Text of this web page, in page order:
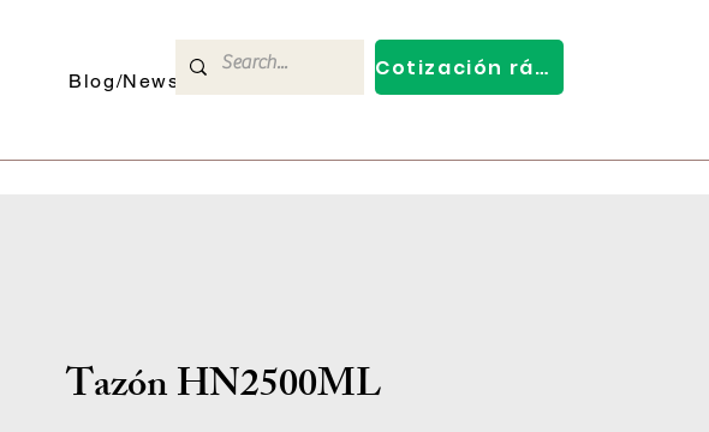
Blog/News Cotización rápida
Tazón HN2500ML